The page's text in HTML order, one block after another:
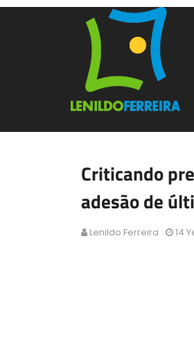
Criticando
adesão de
Lenildo Ferreira 14